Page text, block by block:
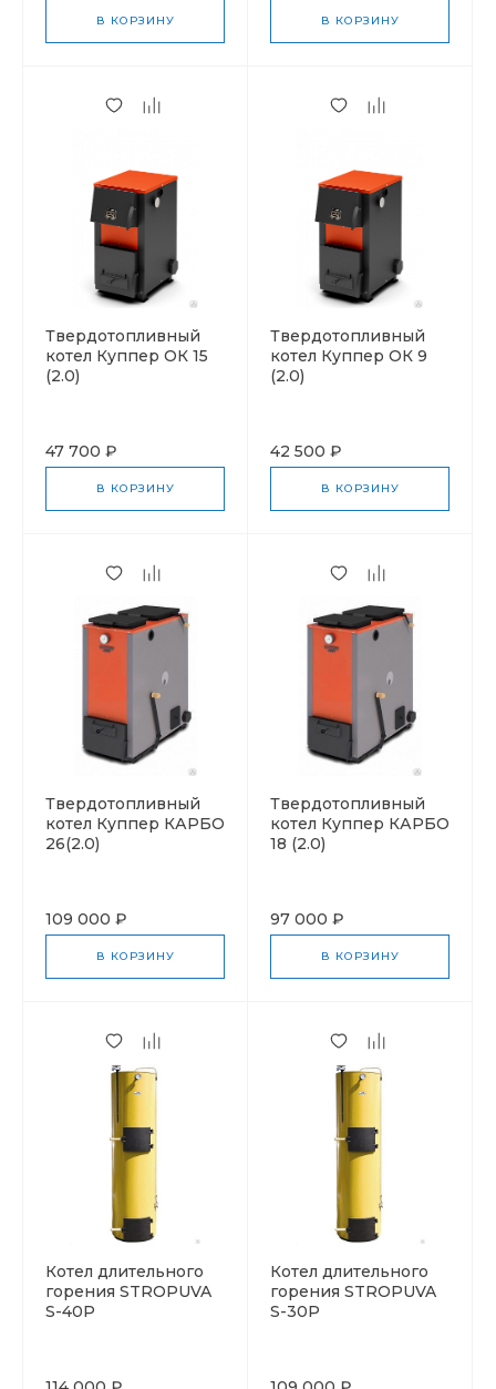
В КОРЗИНУ В КОРЗИНУ
Твердотопливный
котел Куппер ОК 15
(2.0)
47 700 ₽
В КОРЗИНУ
Твердотопливный
котел Куппер ОК 9
(2.0)
42 500 ₽
В КОРЗИНУ
Твердотопливный
котел Куппер КАРБО
26(2.0)
109 000 ₽
В КОРЗИНУ
Твердотопливный
котел Куппер КАРБО
18 (2.0)
97 000 ₽
В КОРЗИНУ
Котел длительного
горения STROPUVA
S-40Р
Котел длительного
горения STROPUVA
S-30Р